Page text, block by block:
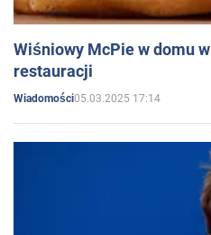
Wiśniowy McPie w domu
restauracji
Wiadomości05.03.2025 17:14